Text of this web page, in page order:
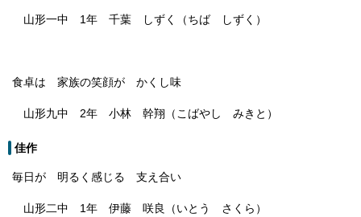
山形一中 1年 千葉 しずく（ちば しずく）
食卓は 家族の笑顔が かくし味
山形九中 2年 小林 幹翔（こばやし みきと）
佳作
毎日が 明るく感じる 支え合い
山形二中 1年 伊藤 咲良（いとう さくら）